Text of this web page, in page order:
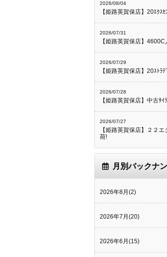
2026/08/04
【姫路英賀保店】20ｴｸｽ
2026/07/31
【姫路英賀保店】4600C
2026/07/29
【姫路英賀保店】20ｽﾄﾗ
2026/07/28
【姫路英賀保店】中古ﾀｲ
2026/07/27
【姫路英賀保店】２２
荷!
月別バックナ
2026年8月(2)
2026年7月(20)
2026年6月(15)